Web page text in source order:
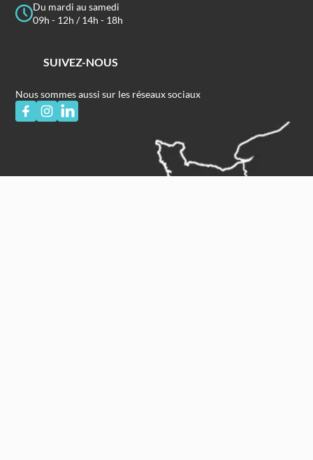
Du mardi au samedi
09h - 12h / 14h - 18h
SUIVEZ-NOUS
Nous sommes aussi sur les réseaux sociaux